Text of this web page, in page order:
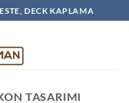
DECK KAPLAMA
TASARIMI